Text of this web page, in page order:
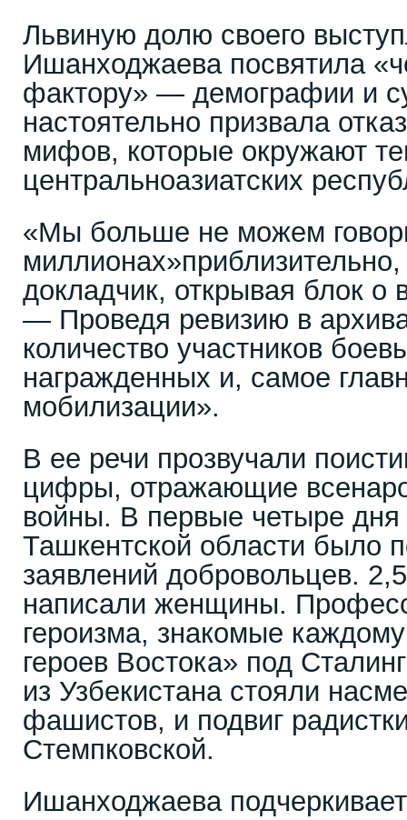
Львиную долю своего
Ишанходжаева посвятила
фактору» — демографии и
настоятельно призвала
мифов, которые окружают
центральноазиатских
«Мы больше не можем
докладчик, открывая блок о
— Проведя ревизию в
количество участников
награжденных и, самое
мобилизации».
В ее речи прозвучали
цифры, отражающие
войны. В первые четыре дня
Ташкентской области было
заявлений добровольцев.
написали женщины.
героизма, знакомые
героев Востока» под
из Узбекистана стояли
фашистов, и подвиг
Стемпковской.
Ишанходжаева